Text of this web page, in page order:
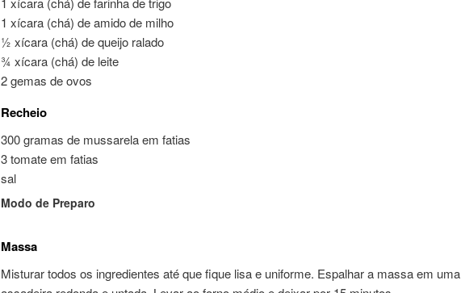
1 xícara (chá) de amido de milho
½ xícara (chá) de queijo ralado
¾ xícara (chá) de leite
2 gemas de ovos
Recheio
300 gramas de mussarela em fatias
3 tomate em fatias
sal
Modo de Preparo
Massa
Misturar todos os ingredientes até que fique lisa e uniforme. Espalhar a massa em uma